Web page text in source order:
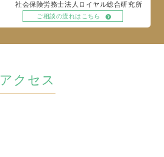
社会保険労務士法人ロイヤル総合研究所
ご相談の流れはこちら
アクセス